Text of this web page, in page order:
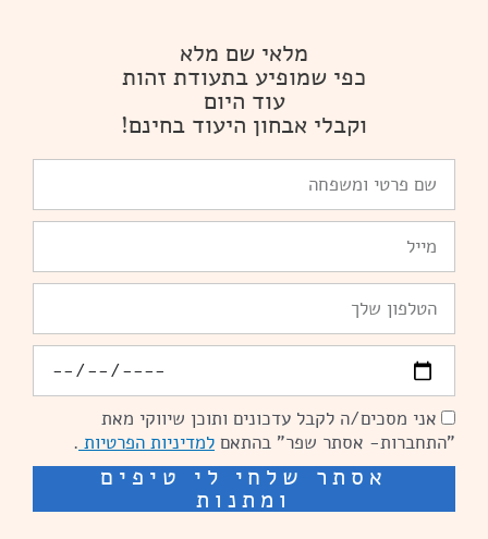
מלאי שם מלא
כפי שמופיע בתעודת זהות
עוד היום
וקבלי אבחון היעוד בחינם!
פרטי
ומשפחה
הסכמהאני מסכים/ה לקבל עדכונים ותוכן שיווקי מאת
"התחברות- אסתר שפר" בהתאם למדיניות הפרטיות .
אסתר שלחי לי טיפים
ומתנות